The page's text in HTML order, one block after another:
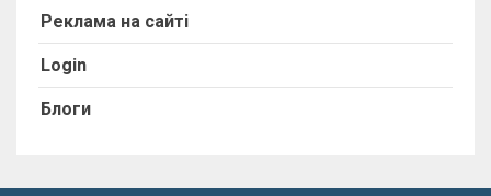
Реклама на сайті
Login
Блоги